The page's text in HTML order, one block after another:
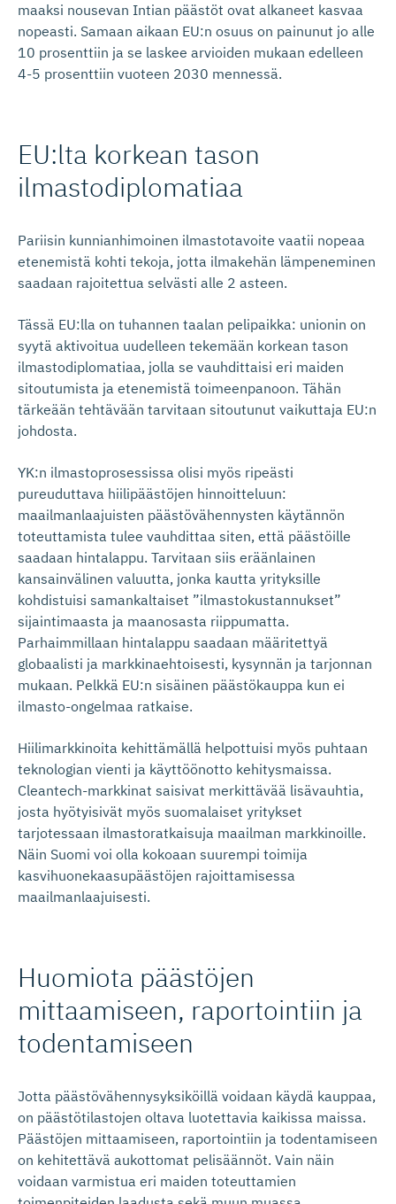
maaksi nousevan Intian päästöt ovat alkaneet kasvaa
nopeasti. Samaan aikaan EU:n osuus on painunut jo alle
10 prosenttiin ja se laskee arvioiden mukaan edelleen
4-5 prosenttiin vuoteen 2030 mennessä.
EU:lta korkean tason
ilmastodip­lomatiaa
Pariisin kunnianhimoinen ilmastotavoite vaatii nopeaa
etenemistä kohti tekoja, jotta ilmakehän lämpeneminen
saadaan rajoitettua selvästi alle 2 asteen.
Tässä EU:lla on tuhannen taalan pelipaikka: unionin on
syytä aktivoitua uudelleen tekemään korkean tason
ilmastodiplomatiaa, jolla se vauhdittaisi eri maiden
sitoutumista ja etenemistä toimeenpanoon. Tähän
tärkeään tehtävään tarvitaan sitoutunut vaikuttaja EU:n
johdosta.
YK:n ilmastoprosessissa olisi myös ripeästi
pureuduttava hiilipäästöjen hinnoitteluun:
maailmanlaajuisten päästövähennysten käytännön
toteuttamista tulee vauhdittaa siten, että päästöille
saadaan hintalappu. Tarvitaan siis eräänlainen
kansainvälinen valuutta, jonka kautta yrityksille
kohdistuisi samankaltaiset ”ilmastokustannukset”
sijaintimaasta ja maanosasta riippumatta.
Parhaimmillaan hintalappu saadaan määritettyä
globaalisti ja markkinaehtoisesti, kysynnän ja tarjonnan
mukaan. Pelkkä EU:n sisäinen päästökauppa kun ei
ilmasto-ongelmaa ratkaise.
Hiilimarkkinoita kehittämällä helpottuisi myös puhtaan
teknologian vienti ja käyttöönotto kehitysmaissa.
Cleantech-markkinat saisivat merkittävää lisävauhtia,
josta hyötyisivät myös suomalaiset yritykset
tarjotessaan ilmastoratkaisuja maailman markkinoille.
Näin Suomi voi olla kokoaan suurempi toimija
kasvihuonekaasupäästöjen rajoittamisessa
maailmanlaajuisesti.
Huomiota päästöjen
mittaamiseen, raportointiin ja
todentamiseen
Jotta päästövähennysyksiköillä voidaan käydä kauppaa,
on päästötilastojen oltava luotettavia kaikissa maissa.
Päästöjen mittaamiseen, raportointiin ja todentamiseen
on kehitettävä aukottomat pelisäännöt. Vain näin
voidaan varmistua eri maiden toteuttamien